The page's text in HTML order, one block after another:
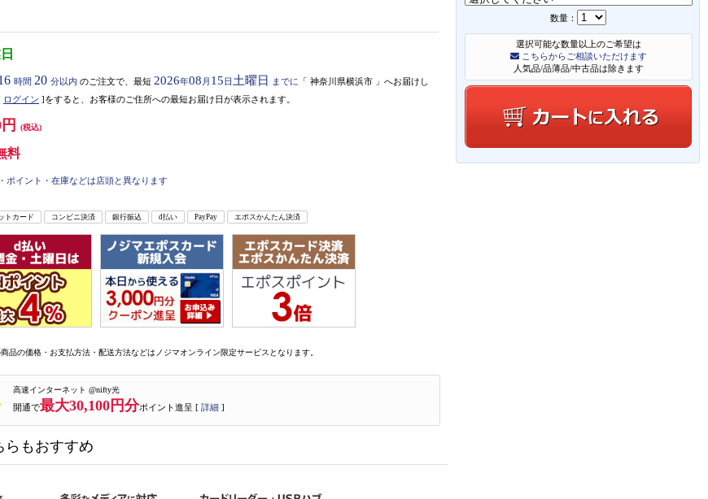
数量：
選択可能な数量以上のご希望は
こちらからご相談いただけます
人気品/品薄品/中古品は除きます
時間 20 分以内 のご注文で、最短 2026年08 月 15日 土曜日 までに 「 神奈川県横浜市 」 へお届けし
ログイン ]をすると、お客様のご住所への最短お届け日が表示されます。
(税込)
料
ポイント・在庫などは店頭と異なります
トカード コンビニ決済 銀行振込 d払い PayPay エポスかんたん決済
商品の価格・お支払方法・配送方法などはノジマオンライン限定サービスとなります。
高速インターネット @nifty光
開通で最大30,100円分ポイント進呈 [ 詳細 ]
らもおすすめ